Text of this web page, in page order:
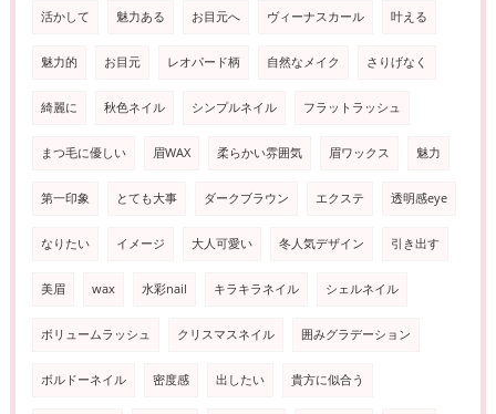
活かして 魅力ある お目元へ ヴィーナスカール 叶える
魅力的 お目元 レオパード柄 自然なメイク さりげなく
綺麗に 秋色ネイル シンプルネイル フラットラッシュ
まつ毛に優しい 眉WAX 柔らかい雰囲気 眉ワックス 魅力
第一印象 とても大事 ダークブラウン エクステ 透明感eye
なりたい イメージ 大人可愛い 冬人気デザイン 引き出す
美眉 wax 水彩nail キラキラネイル シェルネイル
ボリュームラッシュ クリスマスネイル 囲みグラデーション
ボルドーネイル 密度感 出したい 貴方に似合う